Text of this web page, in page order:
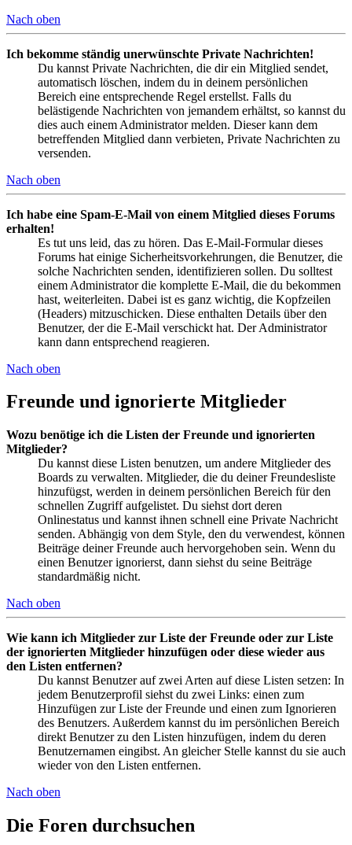
Nach oben
Ich bekomme ständig unerwünschte Private Nachrichten!
Du kannst Private Nachrichten, die dir ein Mitglied sendet,
automatisch löschen, indem du in deinem persönlichen
Bereich eine entsprechende Regel erstellst. Falls du
belästigende Nachrichten von jemandem erhältst, so kannst du
dies auch einem Administrator melden. Dieser kann dem
betreffenden Mitglied dann verbieten, Private Nachrichten zu
versenden.
Nach oben
Ich habe eine Spam-E-Mail von einem Mitglied dieses Forums
erhalten!
Es tut uns leid, das zu hören. Das E-Mail-Formular dieses
Forums hat einige Sicherheitsvorkehrungen, die Benutzer, die
solche Nachrichten senden, identifizieren sollen. Du solltest
einem Administrator die komplette E-Mail, die du bekommen
hast, weiterleiten. Dabei ist es ganz wichtig, die Kopfzeilen
(Headers) mitzuschicken. Diese enthalten Details über den
Benutzer, der die E-Mail verschickt hat. Der Administrator
kann dann entsprechend reagieren.
Nach oben
Freunde und ignorierte Mitglieder
Wozu benötige ich die Listen der Freunde und ignorierten
Mitglieder?
Du kannst diese Listen benutzen, um andere Mitglieder des
Boards zu verwalten. Mitglieder, die du deiner Freundesliste
hinzufügst, werden in deinem persönlichen Bereich für den
schnellen Zugriff aufgelistet. Du siehst dort deren
Onlinestatus und kannst ihnen schnell eine Private Nachricht
senden. Abhängig von dem Style, den du verwendest, können
Beiträge deiner Freunde auch hervorgehoben sein. Wenn du
einen Benutzer ignorierst, dann siehst du seine Beiträge
standardmäßig nicht.
Nach oben
Wie kann ich Mitglieder zur Liste der Freunde oder zur Liste
der ignorierten Mitglieder hinzufügen oder diese wieder aus
den Listen entfernen?
Du kannst Benutzer auf zwei Arten auf diese Listen setzen: In
jedem Benutzerprofil siehst du zwei Links: einen zum
Hinzufügen zur Liste der Freunde und einen zum Ignorieren
des Benutzers. Außerdem kannst du im persönlichen Bereich
direkt Benutzer zu den Listen hinzufügen, indem du deren
Benutzernamen eingibst. An gleicher Stelle kannst du sie auch
wieder von den Listen entfernen.
Nach oben
Die Foren durchsuchen